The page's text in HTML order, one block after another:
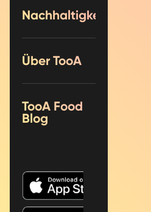
Nachhaltigkeit
Über TooA
TooA Food
Blog